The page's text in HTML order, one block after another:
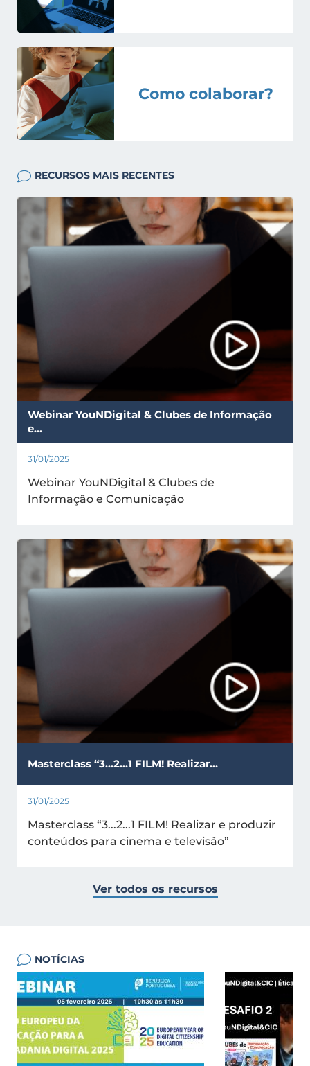
Como colaborar?
RECURSOS MAIS RECENTES
Webinar YouNDigital & Clubes de Informação
e…
31/01/2025
Webinar YouNDigital & Clubes de
Informação e Comunicação
Masterclass “3...2...1 FILM! Realizar…
31/01/2025
Masterclass “3...2...1 FILM! Realizar e produzir
conteúdos para cinema e televisão”
Ver todos os recursos
NOTÍCIAS